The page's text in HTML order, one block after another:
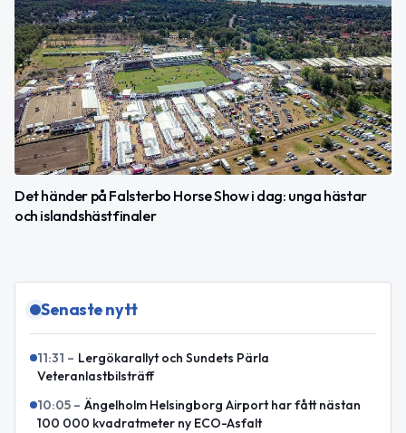
Det händer på Falsterbo Horse Show i dag: unga hästar
och islandshästfinaler
Senaste nytt
11:31 – Lergökarallyt och Sundets Pärla
Veteranlastbilsträff
10:05 – Ängelholm Helsingborg Airport har fått nästan
100 000 kvadratmeter ny ECO-Asfalt